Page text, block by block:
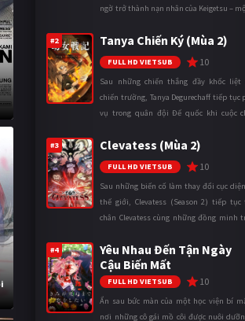
ngờ trở thành nạn nhân của Keigetsu –
thuật để hoán đổi th ...
#2 Tanya Chiến Ký (Mùa 2)
FULL HD VIETSUB 10
Sau những chiến thắng đầy khốc liệt
chiến trường, Tanya Degurechaff tiếp tục
vụ trong quân đội Đế quốc khi cuộc
mặt trận. Dù sở hữu tài năn ...
#3 Clevatess (Mùa 2)
FULL HD VIETSUB 10
Sau những biến cố làm thay đổi cục diện
thế giới, Clevatess (Season 2) tiếp tục
chân Clevatess cùng những đồng minh
loại đến bờ vực diệ ...
#4
Yêu Nhau Đến Tận Ngày
Cậu Biến Mất
FULL HD VIETSUB 10
Ẩn sau bức màn của một học viện bí
nơi những cô gái mồ côi được nuôi